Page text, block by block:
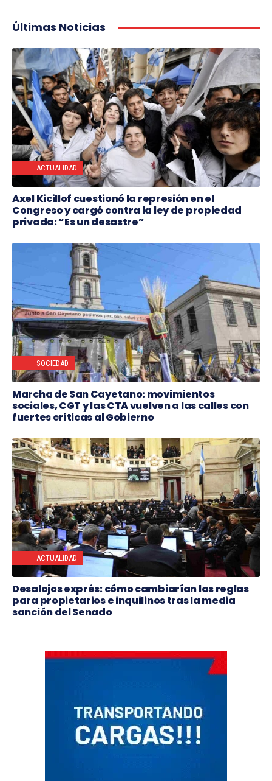
Últimas Noticias
ACTUALIDAD
Axel Kicillof cuestionó la represión en el
Congreso y cargó contra la ley de propiedad
privada: “Es un desastre”
SOCIEDAD
Marcha de San Cayetano: movimientos
sociales, CGT y las CTA vuelven a las calles con
fuertes críticas al Gobierno
ACTUALIDAD
Desalojos exprés: cómo cambiarían las reglas
para propietarios e inquilinos tras la media
sanción del Senado